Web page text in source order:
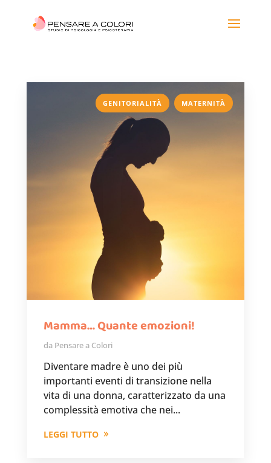
GENITORIALITÀ , MATERNITÀ
Mamma… Quante emozioni!
da Pensare a Colori
Diventare madre è uno dei più
importanti eventi di transizione nella
vita di una donna, caratterizzato da una
complessità emotiva che nei...
LEGGI TUTTO